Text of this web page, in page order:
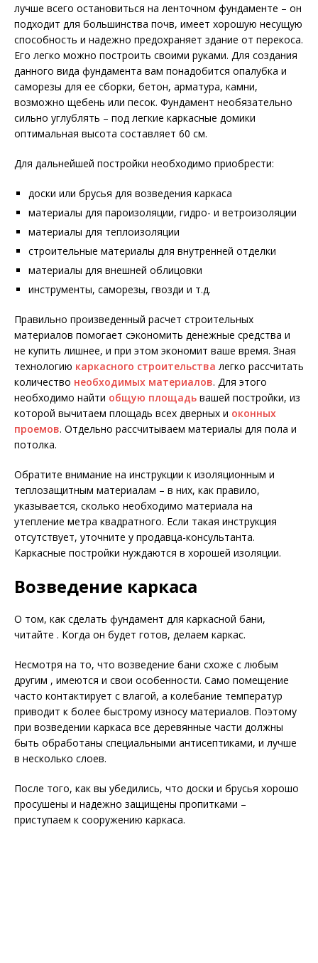
лучше всего остановиться на ленточном фундаменте – он
подходит для большинства почв, имеет хорошую несущую
способность и надежно предохраняет здание от перекоса.
Его легко можно построить своими руками. Для создания
данного вида фундамента вам понадобится опалубка и
саморезы для ее сборки, бетон, арматура, камни,
возможно щебень или песок. Фундамент необязательно
сильно углублять – под легкие каркасные домики
оптимальная высота составляет 60 см.
Для дальнейшей постройки необходимо приобрести:
доски или брусья для возведения каркаса
материалы для пароизоляции, гидро- и ветроизоляции
материалы для теплоизоляции
строительные материалы для внутренней отделки
материалы для внешней облицовки
инструменты, саморезы, гвозди и т.д.
Правильно произведенный расчет строительных
материалов помогает сэкономить денежные средства и
не купить лишнее, и при этом экономит ваше время. Зная
технологию каркасного строительства легко рассчитать
количество необходимых материалов. Для этого
необходимо найти общую площадь вашей постройки, из
которой вычитаем площадь всех дверных и оконных
проемов. Отдельно рассчитываем материалы для пола и
потолка.
Обратите внимание на инструкции к изоляционным и
теплозащитным материалам – в них, как правило,
указывается, сколько необходимо материала на
утепление метра квадратного. Если такая инструкция
отсутствует, уточните у продавца-консультанта.
Каркасные постройки нуждаются в хорошей изоляции.
Возведение каркаса
О том, как сделать фундамент для каркасной бани,
читайте . Когда он будет готов, делаем каркас.
Несмотря на то, что возведение бани схоже с любым
другим , имеются и свои особенности. Само помещение
часто контактирует с влагой, а колебание температур
приводит к более быстрому износу материалов. Поэтому
при возведении каркаса все деревянные части должны
быть обработаны специальными антисептиками, и лучше
в несколько слоев.
После того, как вы убедились, что доски и брусья хорошо
просушены и надежно защищены пропитками –
приступаем к сооружению каркаса.